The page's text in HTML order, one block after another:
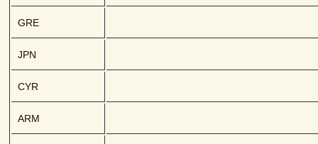
GRE
JPN
CYR
ARM